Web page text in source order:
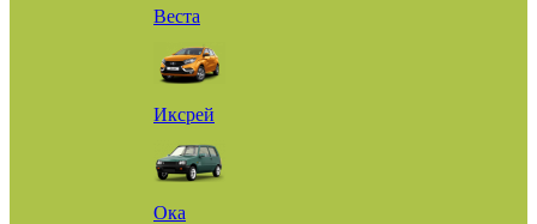
Веста
Иксрей
Ока